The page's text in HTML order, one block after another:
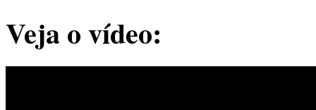
Veja o vídeo: